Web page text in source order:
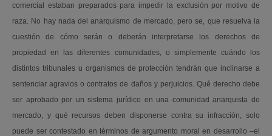
comercial estaban preparados para impedir la exclusión por motivo de
raza. No hay nada del anarquismo de mercado, pero se, que resuelva la
cuestión de cómo serán o deberán interpretarse los derechos de
propiedad en las diferentes comunidades, o simplemente cuándo los
distintos tribunales u organismos de protección tendrán que inclinarse a
sentenciar agravios o contratos de daños y perjuicios. Qué derecho debe
ser aprobado por un sistema jurídico en una comunidad anarquista de
mercado, y qué recursos deben disponerse contra su infracción, solo
puede ser contestado en términos de argumento moral en desarrollo –el